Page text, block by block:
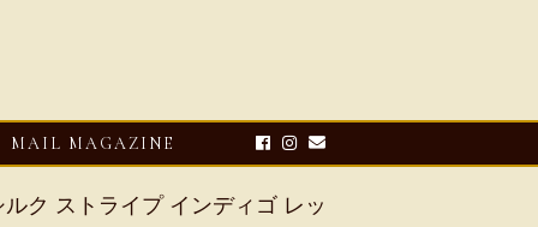
MAIL MAGAZINE
ク ストライプ インディゴ レッ